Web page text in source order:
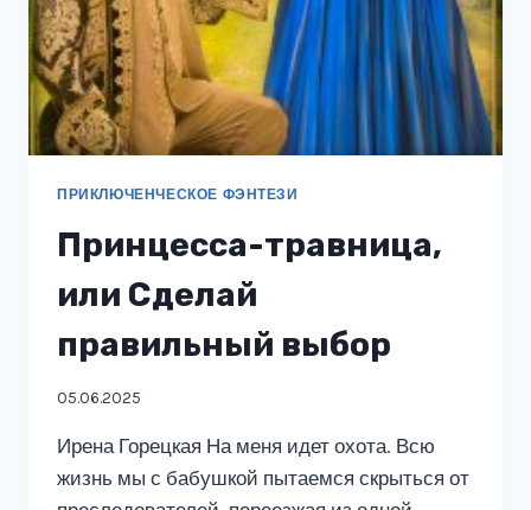
ПРИКЛЮЧЕНЧЕСКОЕ ФЭНТЕЗИ
Принцесса-травница,
или Сделай
правильный выбор
05.06.2025
Ирена Горецкая На меня идет охота. Всю
жизнь мы с бабушкой пытаемся скрыться от